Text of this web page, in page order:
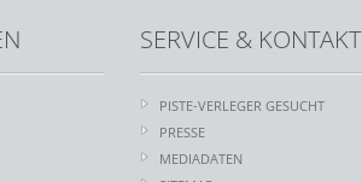
SERVICE & KONTAKT
PISTE-VERLEGER GESUCHT
PRESSE
MEDIADATEN